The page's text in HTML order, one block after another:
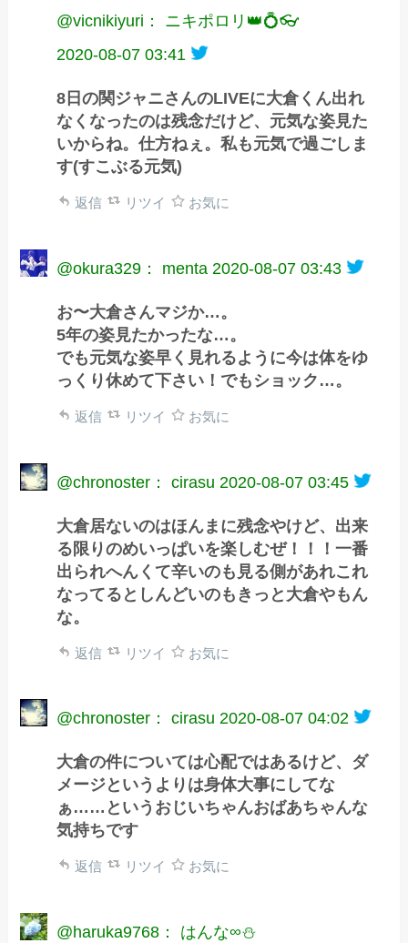
@vicnikiyuri： ニキポロリ👑💍👓
2020-08-07 03:41
8日の関ジャニさんのLIVEに大倉くん出れ
なくなったのは残念だけど、元気な姿見た
いからね。仕方ねぇ。私も元気で過ごしま
す(すこぶる元気)
返信 リツイ お気に
@okura329： menta 2020-08-07 03:43
お〜大倉さんマジか…。
5年の姿見たかったな…。
でも元気な姿早く見れるように今は体をゆ
っくり休めて下さい！でもショック…。
返信 リツイ お気に
@chronoster： cirasu 2020-08-07 03:45
大倉居ないのはほんまに残念やけど、出来
る限りのめいっぱいを楽しむぜ！！！一番
出られへんくて辛いのも見る側があれこれ
なってるとしんどいのもきっと大倉やもん
な。
返信 リツイ お気に
@chronoster： cirasu 2020-08-07 04:02
大倉の件については心配ではあるけど、ダ
メージというよりは身体大事にしてな
ぁ……というおじいちゃんおばあちゃんな
気持ちです
返信 リツイ お気に
@haruka9768： はんな∞⛄